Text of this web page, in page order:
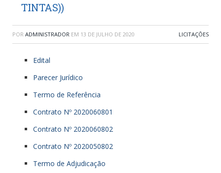
TINTAS))
POR ADMINISTRADOR EM 13 DE JULHO DE 2020 LICITAÇÕES
Edital
Parecer Jurídico
Termo de Referência
Contrato Nº 2020060801
Contrato Nº 2020060802
Contrato Nº 2020050802
Termo de Adjudicação